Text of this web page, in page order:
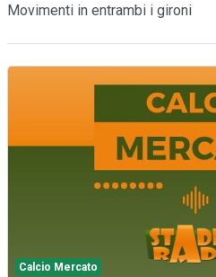
Movimenti in entrambi i gironi
Calcio Mercato